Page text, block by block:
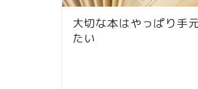
大切な本はやっぱり手
たい